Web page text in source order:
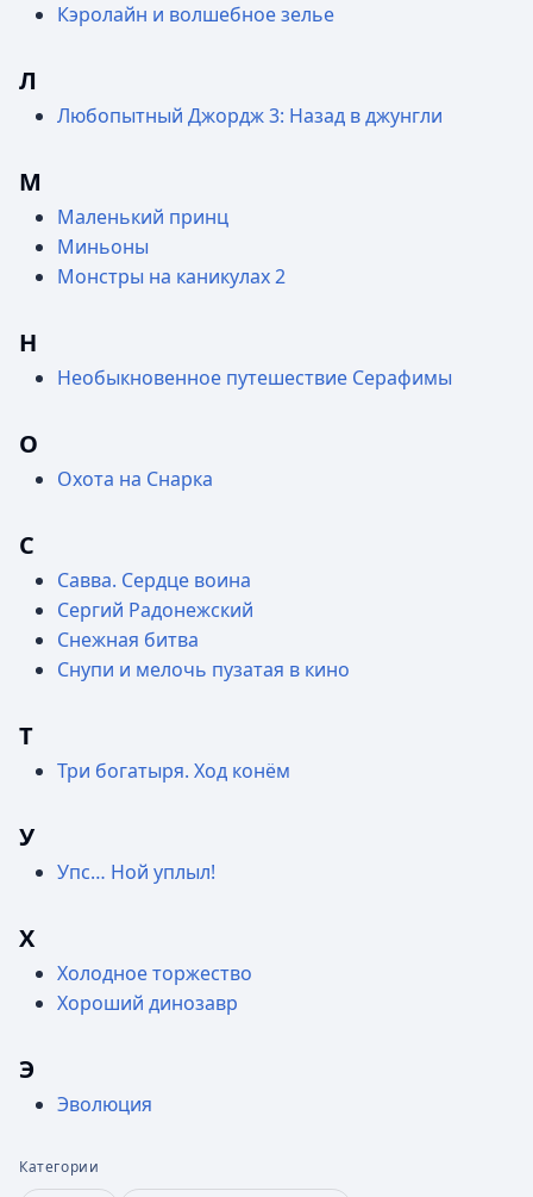
Кэролайн и волшебное зелье
Л
Любопытный Джордж 3: Назад в джунгли
М
Маленький принц
Миньоны
Монстры на каникулах 2
Н
Необыкновенное путешествие Серафимы
О
Охота на Снарка
С
Савва. Сердце воина
Сергий Радонежский
Снежная битва
Снупи и мелочь пузатая в кино
Т
Три богатыря. Ход конём
У
Упс… Ной уплыл!
Х
Холодное торжество
Хороший динозавр
Э
Эволюция
Категории